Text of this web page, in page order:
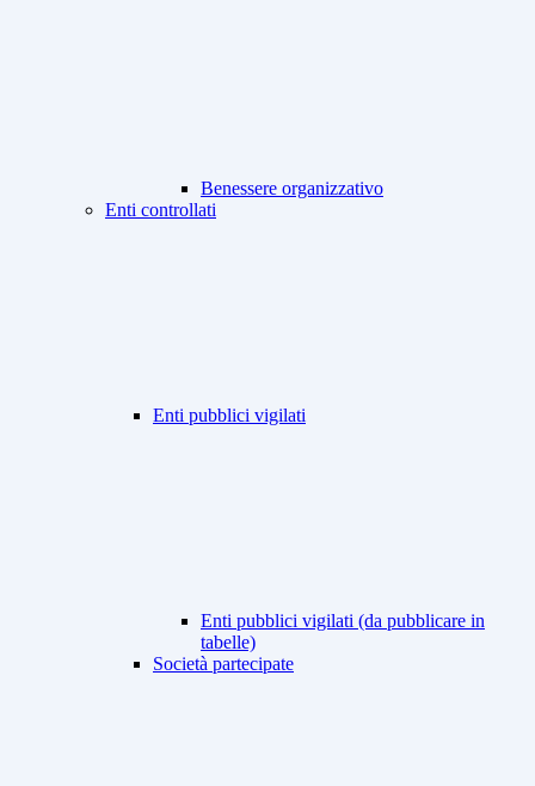
Benessere organizzativo
Enti controllati
Enti pubblici vigilati
Enti pubblici vigilati (da pubblicare in
tabelle)
Società partecipate